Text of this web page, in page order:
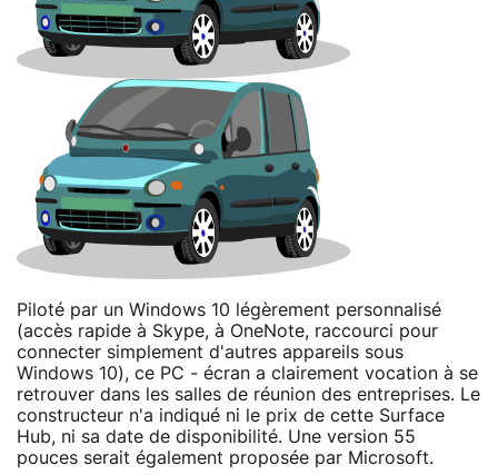
Piloté par un Windows 10 légèrement personnalisé
(accès rapide à Skype, à OneNote, raccourci pour
connecter simplement d'autres appareils sous
Windows 10), ce PC - écran a clairement vocation à se
retrouver dans les salles de réunion des entreprises. Le
constructeur n'a indiqué ni le prix de cette Surface
Hub, ni sa date de disponibilité. Une version 55
pouces serait également proposée par Microsoft.